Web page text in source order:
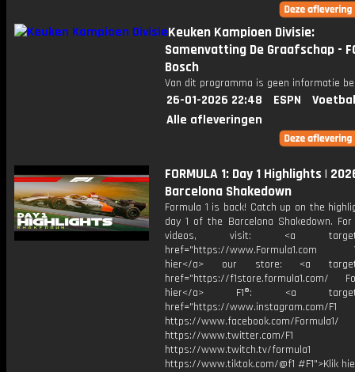
Keuken Kampioen Divisie:
Samenvatting De Graafschap -
Bosch
Van dit programma is geen informatie
26-01-2026 22:48 ESPN
Alle afleveringen
FORMULA 1: Day 1 Highlights |
Barcelona Shakedown
Formula 1 is back! Catch up on the
day 1 of the Barcelona Shakedown. For
videos, visit: <a
href="https://www.Formula1.com
hier</a> our store: <a
href="https://f1store.formula1.com/
hier</a> F1®: <a
href="https://www.instagram.com/F1
https://www.facebook.com/Formula1/
https://www.twitter.com/F1
https://www.twitch.tv/formula1
https://www.tiktok.com/@f1 #F1">Klik